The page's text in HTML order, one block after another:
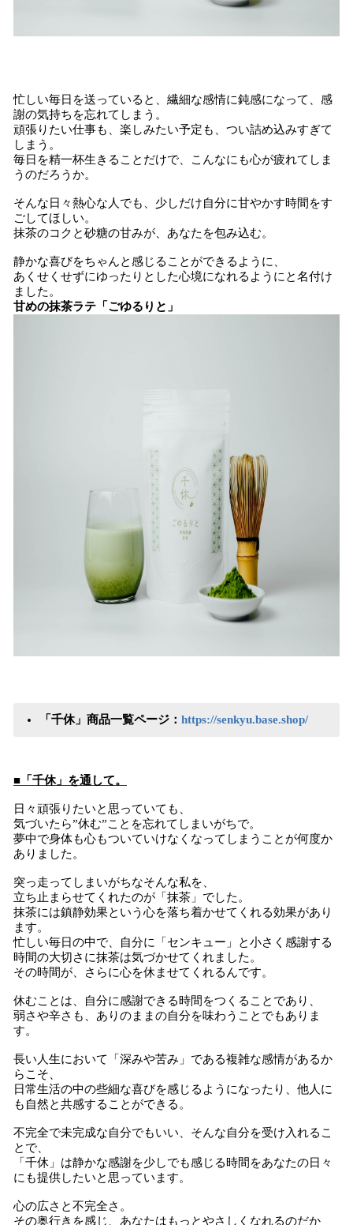
忙しい毎日を送っていると、繊細な感情に鈍感になって、感
謝の気持ちを忘れてしまう。
頑張りたい仕事も、楽しみたい予定も、つい詰め込みすぎて
しまう。
毎日を精一杯生きることだけで、こんなにも心が疲れてしま
うのだろうか。
そんな日々熱心な人でも、少しだけ自分に甘やかす時間をす
ごしてほしい。
抹茶のコクと砂糖の甘みが、あなたを包み込む。
静かな喜びをちゃんと感じることができるように、
あくせくせずにゆったりとした心境になれるようにと名付け
ました。
甘めの抹茶ラテ「ごゆるりと」
「千休」商品一覧ページ： https://senkyu.base.shop/
■「千休」を通して。
日々頑張りたいと思っていても、
気づいたら”休む”ことを忘れてしまいがちで。
夢中で身体も心もついていけなくなってしまうことが何度か
ありました。
突っ走ってしまいがちなそんな私を、
立ち止まらせてくれたのが「抹茶」でした。
抹茶には鎮静効果という心を落ち着かせてくれる効果があり
ます。
忙しい毎日の中で、自分に「センキュー」と小さく感謝する
時間の大切さに抹茶は気づかせてくれました。
その時間が、さらに心を休ませてくれるんです。
休むことは、自分に感謝できる時間をつくることであり、
弱さや辛さも、ありのままの自分を味わうことでもありま
す。
長い人生において「深みや苦み」である複雑な感情があるか
らこそ、
日常生活の中の些細な喜びを感じるようになったり、他人に
も自然と共感することができる。
不完全で未完成な自分でもいい、そんな自分を受け入れるこ
とで、
「千休」は静かな感謝を少しでも感じる時間をあなたの日々
にも提供したいと思っています。
心の広さと不完全さ。
その奥行きを感じ、あなたはもっとやさしくなれるのだか